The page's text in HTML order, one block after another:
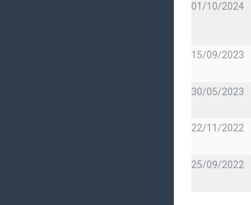
01/10/2024
15/09/2023
30/05/2023
22/11/2022
25/09/2022